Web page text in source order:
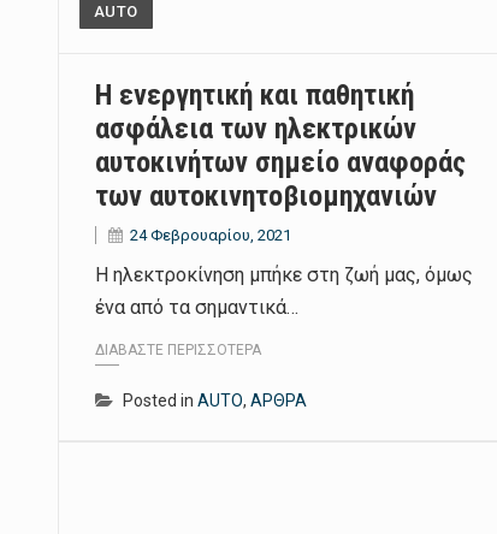
AUTO
Η ενεργητική και παθητική
ασφάλεια των ηλεκτρικών
αυτοκινήτων σημείο αναφοράς
των αυτοκινητοβιομηχανιών
24 Φεβρουαρίου, 2021
Η ηλεκτροκίνηση μπήκε στη ζωή μας, όμως
ένα από τα σημαντικά…
ΔΙΑΒΆΣΤΕ ΠΕΡΙΣΣΌΤΕΡΑ
Posted in AUTO, ΑΡΘΡΑ